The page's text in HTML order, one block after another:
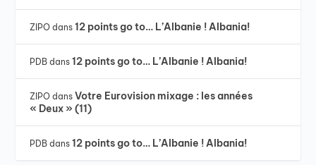
ZIPO dans12 points go to… L’Albanie ! Albania!
PDB dans12 points go to… L’Albanie ! Albania!
ZIPO dansVotre Eurovision mixage : les années
« Deux » (11)
PDB dans12 points go to… L’Albanie ! Albania!